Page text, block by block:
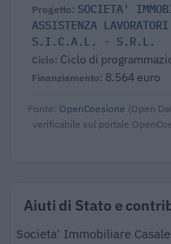
SOCIETA'
ASSISTENZA
S.I.C.A.L. - S.R.L.
Ciclo di
8.564 euro
Fonte: OpenCoesione (Open
verificabile sul portale
Aiuti di Stato e
Societa' Immobiliare